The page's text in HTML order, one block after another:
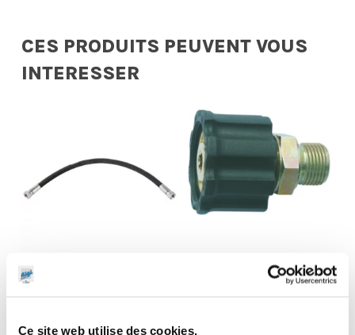
Ce site web utilise des cookies.
CES PRODUITS PEUVENT VOUS
INTERESSER
enrouleur huile